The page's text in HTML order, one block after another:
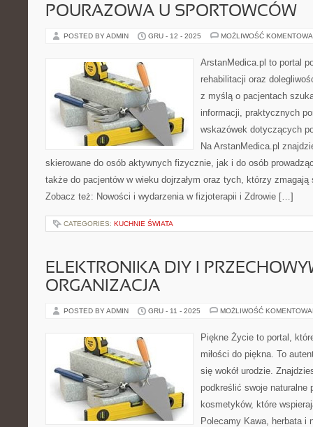
POURAZOWA U SPORTOWCÓW
POSTED BY ADMIN GRU - 12 - 2025 MOŻLIWOŚĆ
ArstanMedica.pl to portal
rehabilitacji oraz
z myślą o pacjentach
informacji, praktycznych
wskazówek dotyczących
Na ArstanMedica.pl
skierowane do osób aktywnych fizycznie, jak i do osób
także do pacjentów w wieku dojrzałym oraz tych, którzy zmagają
Zobacz też: Nowości i wydarzenia w fizjoterapii i Zdrowie […]
CATEGORIES: KUCHNIE ŚWIATA
ELEKTRONIKA DIY I
ORGANIZACJA
POSTED BY ADMIN GRU - 11 - 2025 MOŻLIWOŚĆ
Piękne Życie to portal,
miłości do piękna. To
się wokół urodzie.
podkreślić swoje naturalne
kosmetyków, które
Polecamy Kawa, herbata i